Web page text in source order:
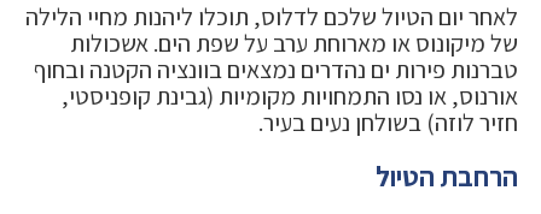
לאחר יום הטיול שלכם לדלוס, תוכלו ליהנות מחיי הלילה
של מיקונוס או מארוחת ערב על שפת הים. אשכולות
טברנות פירות ים נהדרים נמצאים בוונציה הקטנה ובחוף
אורנוס, או נסו התמחויות מקומיות (גבינת קופניסטי,
חזיר לוזה) בשולחן נעים בעיר.
הרחבת הטיול